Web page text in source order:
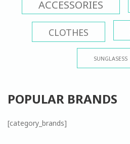
ACCESSORIES
CLOTHES
SUNGLASESS
POPULAR BRANDS
[category_brands]